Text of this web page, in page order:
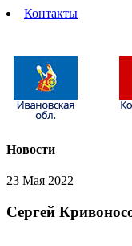
Контакты
Новости
23 Мая 2022
Сергей